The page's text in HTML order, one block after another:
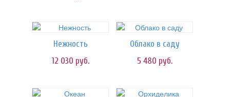
Нежность
12 030 руб.
Облако в саду
5 480 руб.